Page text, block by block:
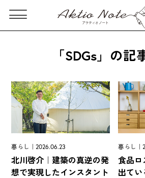
「SDGs」の記
暮らし｜2026.06.23
北川啓介｜建築の真逆の発
想で実現したインスタント
暮らし｜
食品ロ
出てい